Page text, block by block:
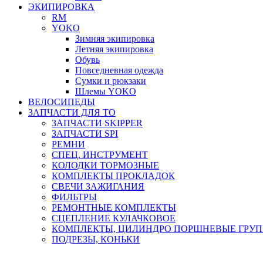
ЭКИПИРОВКА
RM
YOKO
Зимняя экипировка
Летняя экипировка
Обувь
Повседневная одежда
Сумки и рюкзаки
Шлемы YOKO
ВЕЛОСИПЕДЫ
ЗАПЧАСТИ ДЛЯ ТО
ЗАПЧАСТИ SKIPPER
ЗАПЧАСТИ SPI
РЕМНИ
СПЕЦ. ИНСТРУМЕНТ
КОЛОДКИ ТОРМОЗНЫЕ
КОМПЛЕКТЫ ПРОКЛАДОК
СВЕЧИ ЗАЖИГАНИЯ
ФИЛЬТРЫ
РЕМОНТНЫЕ КОМПЛЕКТЫ
СЦЕПЛЕНИЕ КУЛАЧКОВОЕ
КОМПЛЕКТЫ, ЦИЛИНДРО ПОРШНЕВЫЕ
ПОДРЕЗЫ, КОНЬКИ